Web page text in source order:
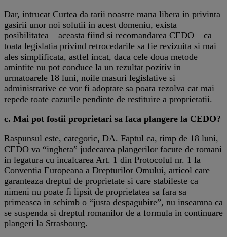
Dar, intrucat Curtea da tarii noastre mana libera in privinta
gasirii unor noi solutii in acest domeniu, exista
posibilitatea – aceasta fiind si recomandarea CEDO – ca
toata legislatia privind retrocedarile sa fie revizuita si mai
ales simplificata, astfel incat, daca cele doua metode
amintite nu pot conduce la un rezultat pozitiv in
urmatoarele 18 luni, noile masuri legislative si
administrative ce vor fi adoptate sa poata rezolva cat mai
repede toate cazurile pendinte de restituire a proprietatii.
c. Mai pot fostii proprietari sa faca plangere la CEDO?
Raspunsul este, categoric, DA. Faptul ca, timp de 18 luni,
CEDO va “ingheta” judecarea plangerilor facute de romani
in legatura cu incalcarea Art. 1 din Protocolul nr. 1 la
Conventia Europeana a Drepturilor Omului, articol care
garanteaza dreptul de proprietate si care stabileste ca
nimeni nu poate fi lipsit de proprietatea sa fara sa
primeasca in schimb o “justa despagubire”, nu inseamna ca
se suspenda si dreptul romanilor de a formula in continuare
plangeri la Strasbourg.